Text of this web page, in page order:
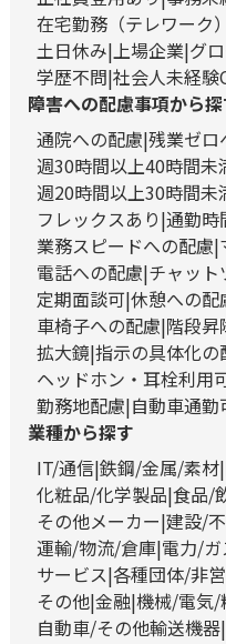
在宅勤務（テレワーク
土日休み 上場企業 グ
学歴不問 社会人未経験
障害への配慮事項から
通院への配慮 残業ゼロ
週30時間以上40時間未
週20時間以上30時間未
フレックスあり 通勤時
業務スピードへの配慮
電話への配慮 チャット
定期面談可 休憩への配
車椅子への配慮 階段昇
拡大鏡 指示の具体化の
ヘッドホン・耳栓利用
勤務地配慮 自動車通勤
業種から探す
IT/通信 鉄鋼/金属/素材
化粧品/化学製品 食品/
その他メーカー 建設/
運輸/物流/倉庫 電力/
サービス 各種団体/非
その他 金融 機械/電気/
自動車/その他輸送機器